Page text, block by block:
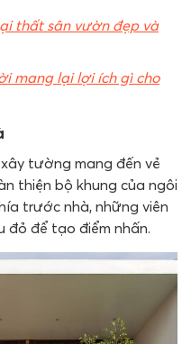
thất sân vườn đẹp và
mang lại lợi ích gì cho
tường mang đến vẻ
thiện bộ khung của ngôi
trước nhà, những viên
đỏ để tạo điểm nhấn.